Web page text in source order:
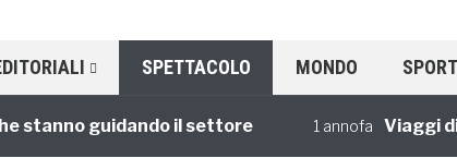
SPETTACOLO MONDO SPORT
guidando il settore 1 annofa Viaggi di